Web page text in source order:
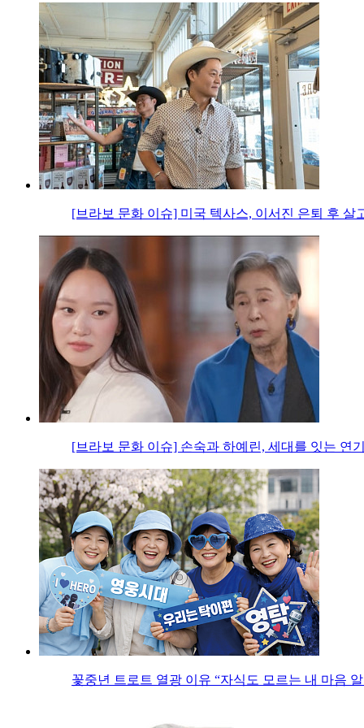
[브라보 문화 이슈] 미국 텍사스, 이서진 은퇴 후 살
[브라보 문화 이슈] 손숙과 하예린, 세대를 잇는 연
꽃중년 트로트 열광 이유 “자식도 모르는 내 마음